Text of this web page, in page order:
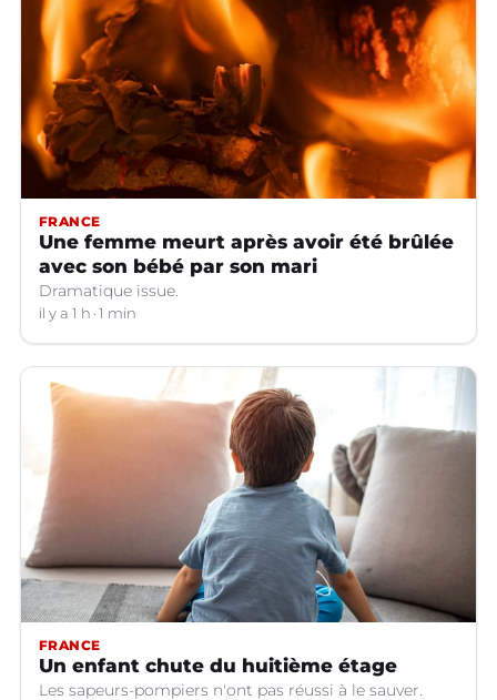
FRANCE
Une femme meurt après avoir été brûlée
avec son bébé par son mari
Dramatique issue.
il y a 1 h 1 min
FRANCE
Un enfant chute du huitième étage
Les sapeurs-pompiers n'ont pas réussi à le sauver.